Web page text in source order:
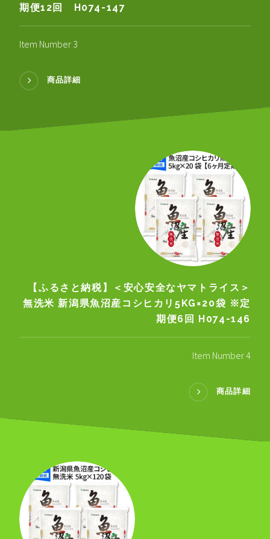
期便12回 H074-147
Item Number 3
商品詳細
【ふるさと納税】＜安心安全なヤマトライス＞
無洗米 新潟県魚沼産コシヒカリ5KG×20袋 ※定
期便6回 H074-146
Item Number 4
商品詳細